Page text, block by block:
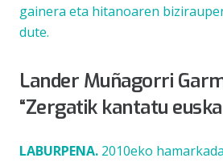
gainera eta hitanoaren
dute.
Lander Muñagorri
“Zergatik kantatu
LABURPENA. 2010eko